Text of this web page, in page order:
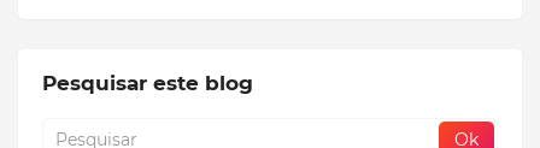
Pesquisar este blog